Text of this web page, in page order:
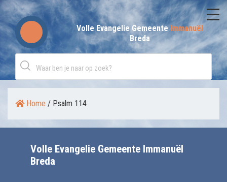
Skip
to
content
Volle Evangelie GemeenteImmanuël
Breda
Home / Psalm 114
Volle Evangelie Gemeente Immanuël
Breda